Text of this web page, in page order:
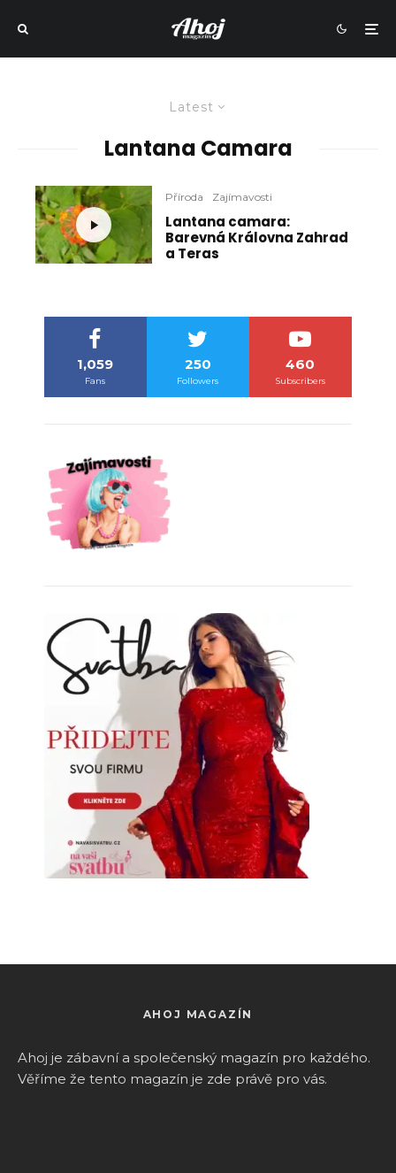
Latest
Lantana Camara
Příroda Zajímavosti
Lantana camara:
Barevná Královna Zahrad
a Teras
1,059
Fans
250
Followers
460
Subscribers
AHOJ MAGAZÍN
Ahoj je zábavní a společenský magazín pro každého.
Věříme že tento magazín je zde právě pro vás.